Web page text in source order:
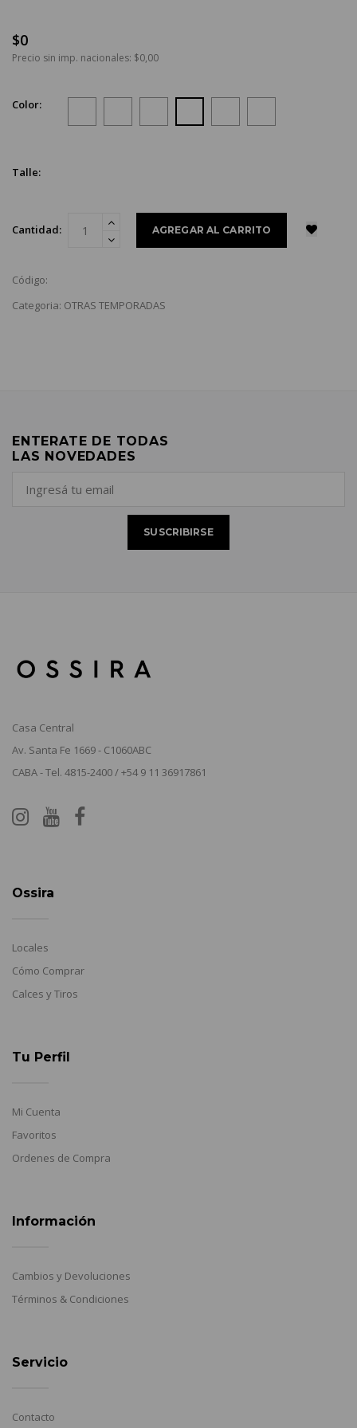
$0
Precio sin imp. nacionales: $0,00
Color:
Talle:
Cantidad:
Código:
Categoria: OTRAS TEMPORADAS
ENTERATE DE TODAS
LAS NOVEDADES
Casa Central
Av. Santa Fe 1669 - C1060ABC
CABA - Tel. 4815-2400 / +54 9 11 36917861
Ossira
Locales
Cómo Comprar
Calces y Tiros
Tu Perfil
Mi Cuenta
Favoritos
Ordenes de Compra
Información
Cambios y Devoluciones
Términos & Condiciones
Servicio
Contacto